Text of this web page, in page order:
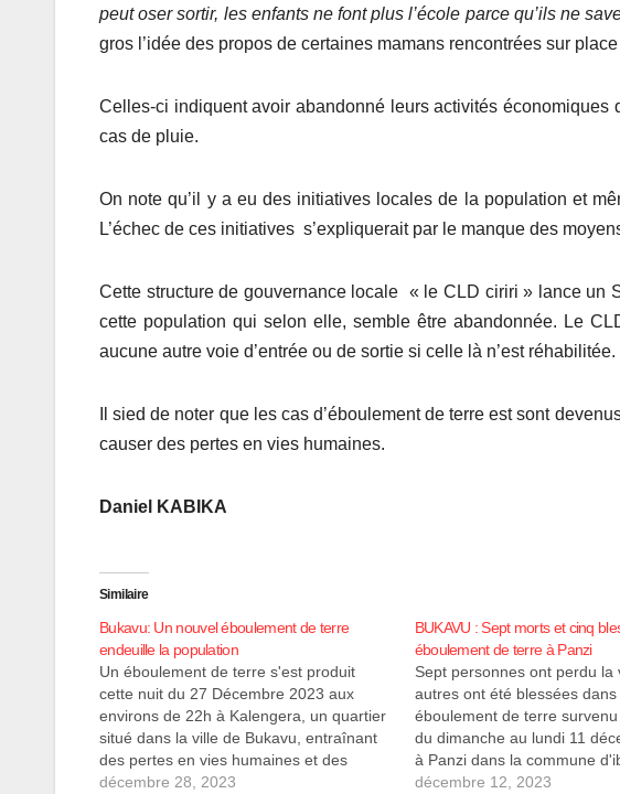
peut oser sortir, les enfants ne font plus l’école parce qu’ils ne
gros l’idée des propos de certaines mamans rencontrées sur
Celles-ci indiquent avoir abandonné leurs activités
cas de pluie.
On note qu’il y a eu des initiatives locales de la population et
L’échec de ces initiatives s’expliquerait par le manque des
Cette structure de gouvernance locale « le CLD ciriri » lance un
cette population qui selon elle, semble être abandonnée. Le
aucune autre voie d’entrée ou de sortie si celle là n’est réhabilitée.
Il sied de noter que les cas d’éboulement de terre est sont
causer des pertes en vies humaines.
Daniel KABIKA
Similaire
Bukavu: Un nouvel éboulement de terre
endeuille la population
Un éboulement de terre s'est produit
cette nuit du 27 Décembre 2023 aux
environs de 22h à Kalengera, un quartier
situé dans la ville de Bukavu, entraînant
des pertes en vies humaines et des
dommages matériels. Selon les témoins
décembre 28, 2023
BUKAVU : Sept morts et cinq
éboulement de terre à Panzi
Sept personnes ont perdu la
autres ont été blessées dans
éboulement de terre
du dimanche au lundi 11
à Panzi dans la commune
Monsieur Christophe
décembre 12, 2023